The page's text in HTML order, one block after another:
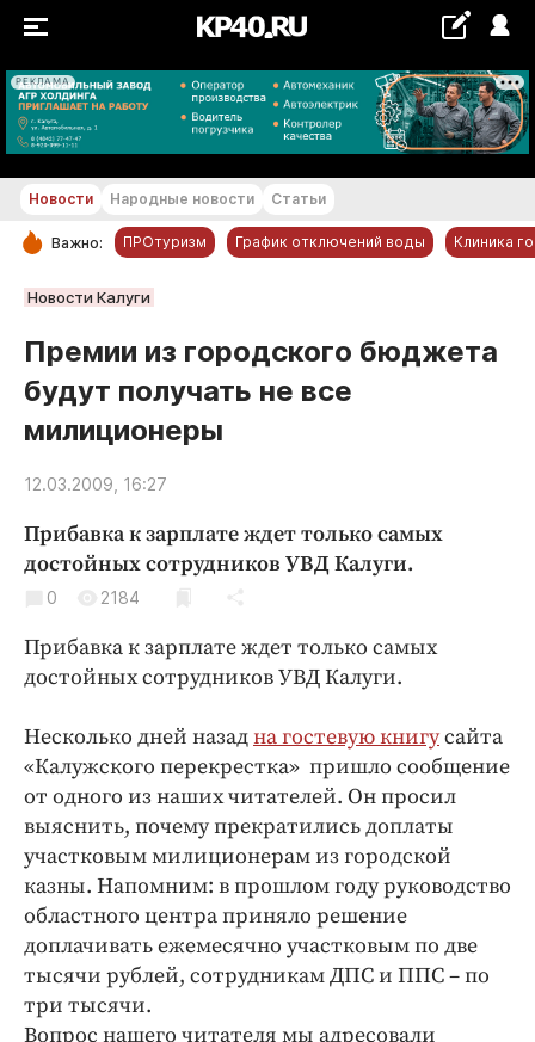
РЕКЛАМА
+19...+20 °С
РУБРИКИ
Новости компаний
Статьи
Народные новости
Авто и транспорт
Криминал
Культура
Образование
Общество
Погода
Праздники
Происшествия
Спорт
Экономика и бизнес
ПРОЕКТЫ
Блоги
Издания
Новости Народные новости Статьи
Важно: ПРОтуризм График отключений воды Клиника
Новости Калуги
Премии из городского бюджета
будут получать не все
милиционеры
12.03.2009, 16:27
Прибавка к зарплате ждет только самых
достойных сотрудников УВД Калуги.
0 2184
Прибавка к зарплате ждет только самых
достойных сотрудников УВД Калуги.
Несколько дней назадна гостевую книгусайта
«Калужского перекрестка» пришло сообщение
от одного из наших читателей. Он просил
выяснить, почему прекратились доплаты
участковым милиционерам из городской
казны. Напомним: в прошлом году руководство
областного центра приняло решение
доплачивать ежемесячно участковым по две
тысячи рублей, сотрудникам ДПС и ППС – по
три тысячи.
Вопрос нашего читателя мы адресовали